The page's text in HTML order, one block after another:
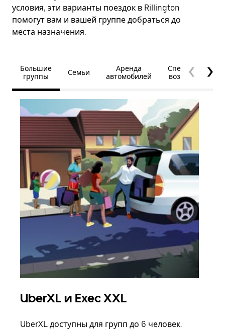
условия, эти варианты поездок в Rillington
помогут вам и вашей группе добраться до
места назначения.
Большие
группы
Семьи
Аренда
автомобилей
Специальные
возможности
UberXL и Exec XXL
UberXL доступны для групп до 6 человек.